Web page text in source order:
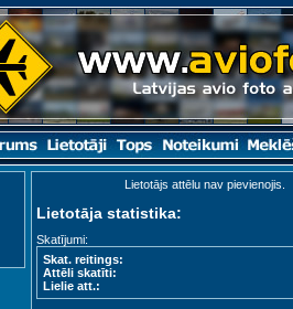
Lietotājs attēlu nav pievienojis.
Lietotāja statistika:
Skatījumi:
Skat. reitings:
Attēli skatīti:
Lielie att.: